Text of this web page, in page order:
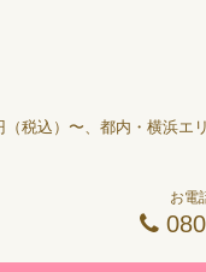
税込）〜、都内・横浜エ
お電